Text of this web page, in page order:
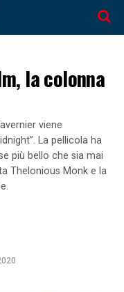
la colonna
viene
La pellicola ha
più bello che sia mai
Thelonious Monk e la